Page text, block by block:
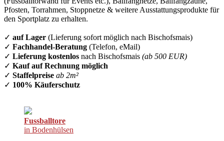
Pfosten, Torrahmen, Stoppnetze & weitere Ausstattungsprodukte für
den Sportplatz zu erhalten.
✓ auf Lager (Lieferung sofort möglich nach Bischofsmais)
✓ Fachhandel-Beratung (Telefon, eMail)
✓ Lieferung kostenlos nach Bischofsmais (ab 500 EUR)
✓ Kauf auf Rechnung möglich
✓ Staffelpreise ab 2m²
✓ 100% Käuferschutz
Fussballtore
in Bodenhülsen